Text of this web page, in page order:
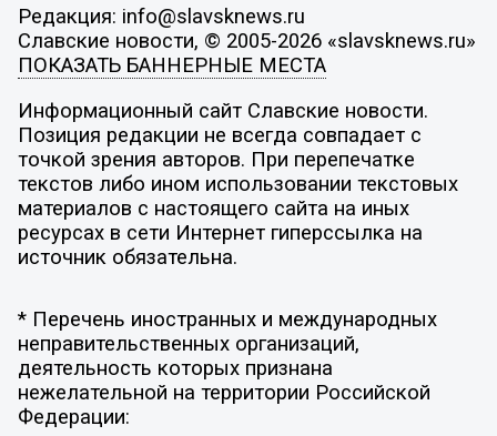
Редакция: info@slavsknews.ru
Славские новости, © 2005-2026 «slavsknews.ru»
ПОКАЗАТЬ БАННЕРНЫЕ МЕСТА
Информационный сайт Славские новости.
Позиция редакции не всегда совпадает с
точкой зрения авторов. При перепечатке
текстов либо ином использовании текстовых
материалов с настоящего сайта на иных
ресурсах в сети Интернет гиперссылка на
источник обязательна.
* Перечень иностранных и международных
неправительственных организаций,
деятельность которых признана
нежелательной на территории Российской
Федерации: